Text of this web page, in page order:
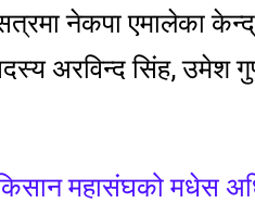
नेकपा एमालेका
अरविन्द सिंह, उमेश
महासंघको मधेस